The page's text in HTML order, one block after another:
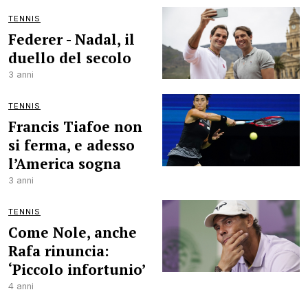
TENNIS
Federer - Nadal, il
duello del secolo
3 anni
TENNIS
Francis Tiafoe non
si ferma, e adesso
l’America sogna
3 anni
TENNIS
Come Nole, anche
Rafa rinuncia:
‘Piccolo infortunio’
4 anni